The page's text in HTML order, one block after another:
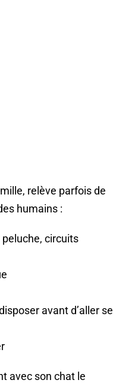
relève parfois de
humains :
circuits
avant d’aller se
avec son chat le